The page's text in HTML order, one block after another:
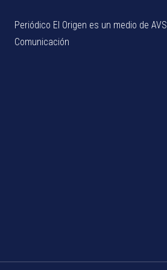
Periódico El Origen es un medio de AVSI
Comunicación